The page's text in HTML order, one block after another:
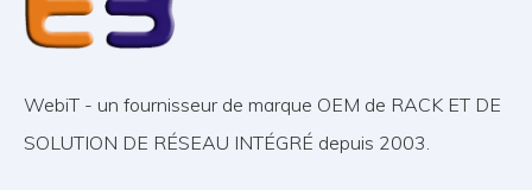
WebiT - un fournisseur de marque OEM de RACK ET DE
SOLUTION DE RÉSEAU INTÉGRÉ depuis 2003.